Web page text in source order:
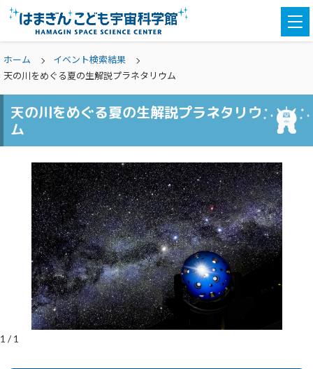
ホーム
イベント検索結果
天の川をめぐる夏の生解説プラネタリウム
天の川をめぐる夏の生解説プラネタリウ
ム
1 /1